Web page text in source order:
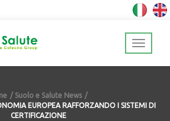
Suolo e Salute News
EUROPEA RAFFORZANDO I SISTEMI DI
CERTIFICAZIONE